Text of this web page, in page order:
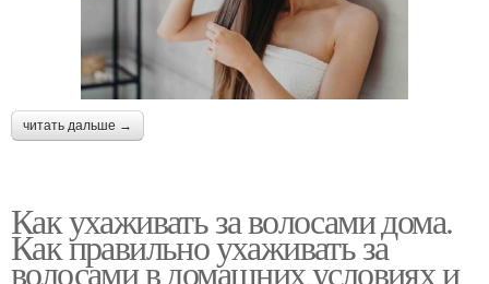
читать дальше →
Как ухаживать за волосами дома.
Как правильно ухаживать за
волосами в домашних условиях и